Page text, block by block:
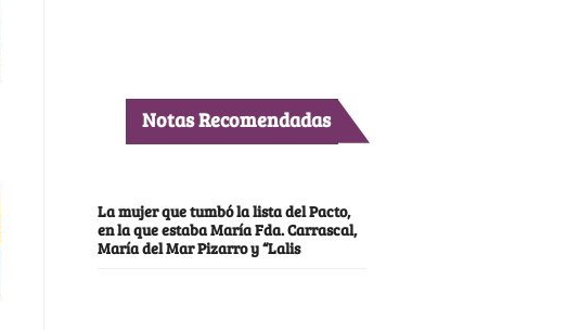
Notas Recomendadas
La mujer que tumbó la lista del Pacto,
en la que estaba María Fda. Carrascal,
María del Mar Pizarro y “Lalis